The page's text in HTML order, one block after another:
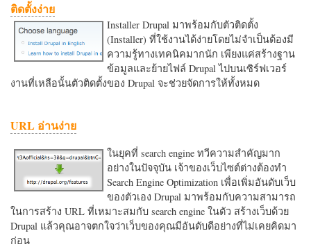
ติดตั้งง่าย
Installer Drupal มาพร้อมกับตัวติดตั้ง
(Installer) ที่ใช้งานได้ง่ายโดยไม่จำเป็นต้องมี
ความรู้ทางเทคนิคมากนัก เพียงแค่สร้างฐาน
ข้อมูลและย้ายไฟล์ Drupal ไปบนเซิร์ฟเวอร์
งานที่เหลือนั้นตัวติดตั้งของ Drupal จะช่วยจัดการให้ทั้งหมด
URL อ่านง่าย
ในยุคที่ search engine ทวีความสำคัญมาก
อย่างในปัจจุบัน เจ้าของเว็บไซต์ต่างต้องทำ
Search Engine Optimization เพื่อเพิ่มอันดับเว็บ
ของตัวเอง Drupal มาพร้อมกับความสามารถ
ในการสร้าง URL ที่เหมาะสมกับ search engine ในตัว สร้างเว็บด้วย
Drupal แล้วคุณอาจตกใจว่าเว็บของคุณมีอันดับดีอย่างที่ไม่เคยคิดมา
ก่อน